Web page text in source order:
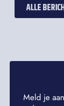
ALLE
Meld je